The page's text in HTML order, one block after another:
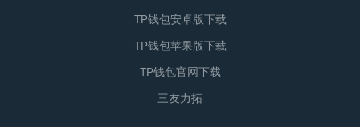
TP钱包安卓版下载
TP钱包苹果版下载
TP钱包官网下载
三友力拓